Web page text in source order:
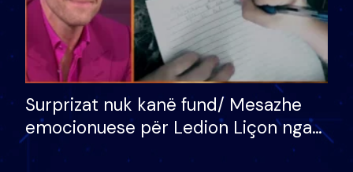
Surprizat nuk kanë fund/ Mesazhe
emocionuese për Ledion Liçon nga
nëna dhe fëmijët e tij, moderatori